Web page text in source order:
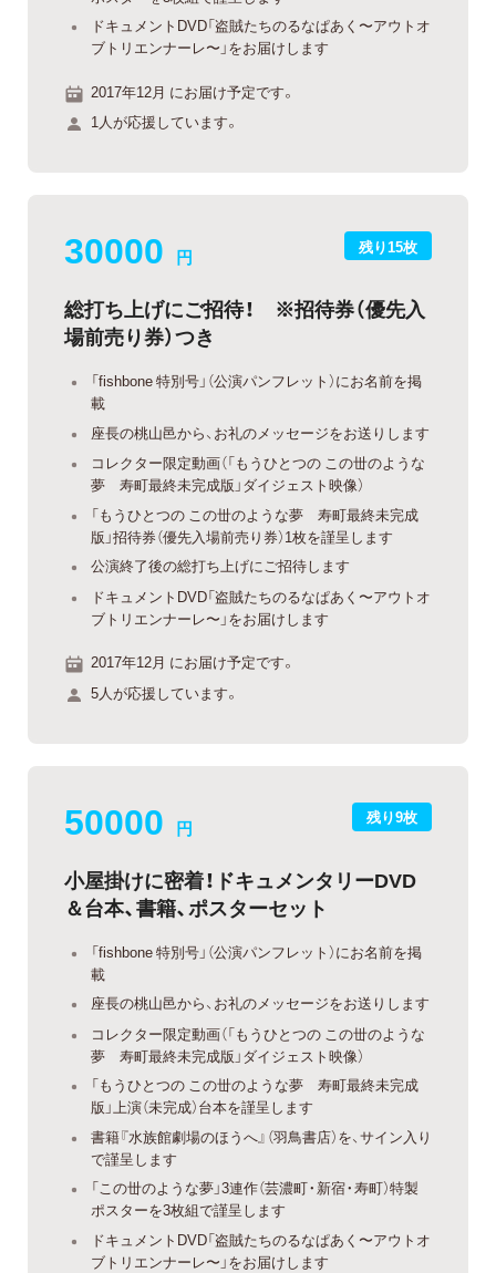
ドキュメントDVD「盗賊たちのるなぱあく〜アウトオ
ブトリエンナーレ〜」をお届けします
2017年12月 にお届け予定です。
1人が応援しています。
残り15枚
30000 円
総打ち上げにご招待！ ※招待券（優先入
場前売り券）つき
「fishbone 特別号」（公演パンフレット）にお名前を掲
載
座長の桃山邑から、お礼のメッセージをお送りします
コレクター限定動画（「もうひとつの この丗のような
夢 寿町最終未完成版」ダイジェスト映像）
「もうひとつの この丗のような夢 寿町最終未完成
版」招待券（優先入場前売り券）1枚を謹呈します
公演終了後の総打ち上げにご招待します
ドキュメントDVD「盗賊たちのるなぱあく〜アウトオ
ブトリエンナーレ〜」をお届けします
2017年12月 にお届け予定です。
5人が応援しています。
残り9枚
50000 円
小屋掛けに密着！ドキュメンタリーDVD
＆台本、書籍、ポスターセット
「fishbone 特別号」（公演パンフレット）にお名前を掲
載
座長の桃山邑から、お礼のメッセージをお送りします
コレクター限定動画（「もうひとつの この丗のような
夢 寿町最終未完成版」ダイジェスト映像）
「もうひとつの この丗のような夢 寿町最終未完成
版」上演（未完成）台本を謹呈します
書籍『水族館劇場のほうへ』（羽鳥書店）を、サイン入り
で謹呈します
「この丗のような夢」3連作（芸濃町・新宿・寿町）特製
ポスターを3枚組で謹呈します
ドキュメントDVD「盗賊たちのるなぱあく〜アウトオ
ブトリエンナーレ〜」をお届けします